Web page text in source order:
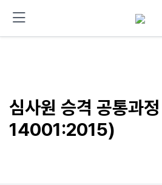
심사원 승격 공통과
14001:2015)